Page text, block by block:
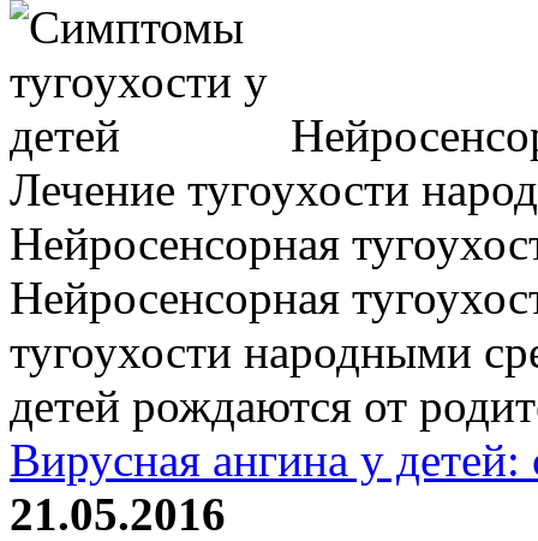
Лечение тугоухости
Нейросенсорная
Нейросенсорная
тугоухости народными
детей рождаются от
Вирусная ангина у
21.05.2016